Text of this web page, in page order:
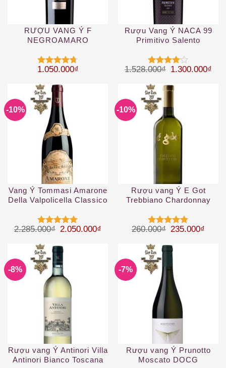
RƯỢU VANG Ý F
NEGROAMARO
Được xếp
5 sao
1.050.000₫
Rượu Vang Ý NACA 99
Primitivo Salento
Được
45 sao
1.528.000₫ Giá gốc là:
1.300.000₫
-10%
Vang Ý Tommasi Amarone
Della Valpolicella Classico
Được xếp
sao
2.285.000₫ Giá gốc là: 2.285.000₫.
2.050.000₫ Giá hiện tại là: 2.050.000₫.
-10%
Rượu vang Ý E Got
Trebbiano Chardonnay
Được xếp
sao
260.000₫ Giá gốc là:
235.000₫
-8%
Rượu vang Ý Antinori Villa
Antinori Bianco Toscana
-7%
Rượu vang Ý Prunotto
Moscato DOCG